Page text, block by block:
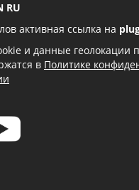
RU
активная ссылка на
и данные геолокации
в Политике